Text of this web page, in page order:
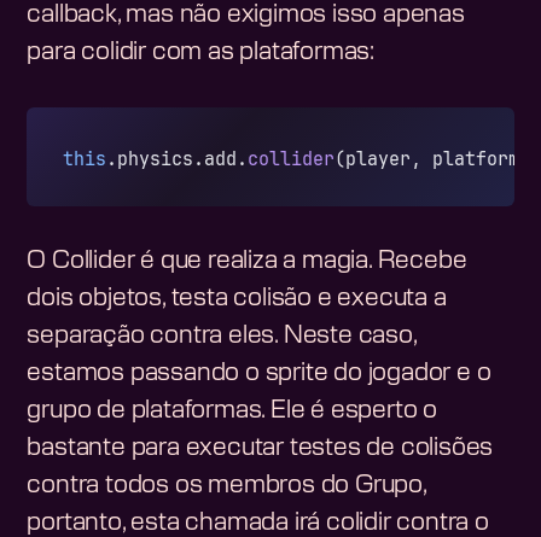
callback, mas não exigimos isso apenas
para colidir com as plataformas:
this .physics.add. collider(player,
O Collider é que realiza a magia. Recebe
dois objetos, testa colisão e executa a
separação contra eles. Neste caso,
estamos passando o sprite do jogador e o
grupo de plataformas. Ele é esperto o
bastante para executar testes de colisões
contra todos os membros do Grupo,
portanto, esta chamada irá colidir contra o